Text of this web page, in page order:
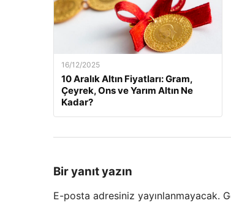
16/12/2025
10 Aralık Altın Fiyatları: Gram,
Çeyrek, Ons ve Yarım Altın Ne
Kadar?
Bir yanıt yazın
E-posta adresiniz yayınlanmayacak.